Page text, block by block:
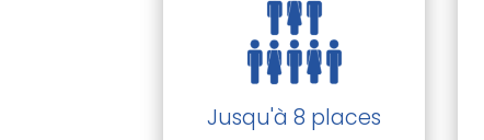
Jusqu'à 8 places